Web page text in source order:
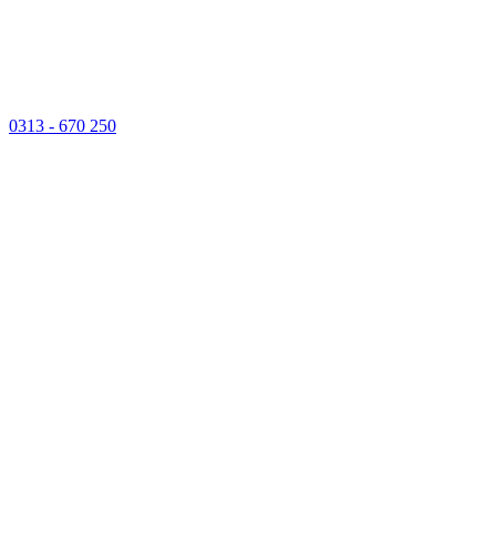
0313 - 670 250